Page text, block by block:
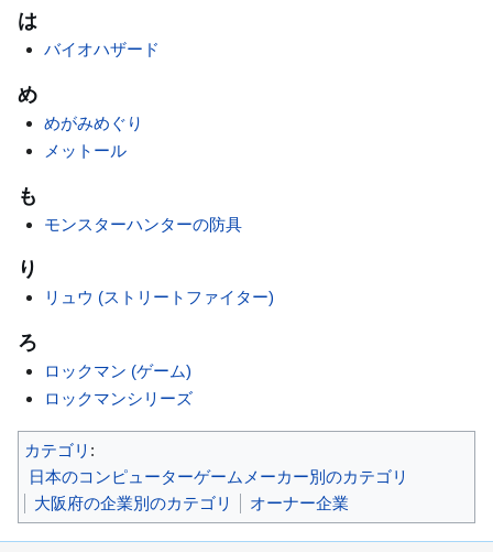
は
バイオハザード
め
めがみめぐり
メットール
も
モンスターハンターの防具
り
リュウ (ストリートファイター)
ろ
ロックマン (ゲーム)
ロックマンシリーズ
カテゴリ :
日本のコンピューターゲームメーカー別のカテゴリ
大阪府の企業別のカテゴリ
オーナー企業